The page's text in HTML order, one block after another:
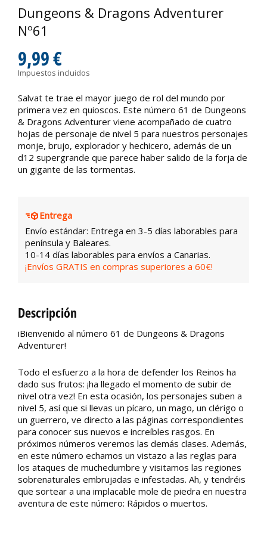
Dungeons & Dragons Adventurer
Nº61
9,99 €
Impuestos incluidos
Salvat te trae el mayor juego de rol del mundo por
primera vez en quioscos. Este número 61 de Dungeons
& Dragons Adventurer viene acompañado de cuatro
hojas de personaje de nivel 5 para nuestros personajes
monje, brujo, explorador y hechicero, además de un
d12 supergrande que parece haber salido de la forja de
un gigante de las tormentas.
Entrega
Envío estándar: Entrega en 3-5 días laborables para
península y Baleares.
10-14 días laborables para envíos a Canarias.
¡Envíos GRATIS en compras superiores a 60€!
Descripción
iBienvenido al número 61 de Dungeons & Dragons
Adventurer!
Todo el esfuerzo a la hora de defender los Reinos ha
dado sus frutos: ¡ha llegado el momento de subir de
nivel otra vez! En esta ocasión, los personajes suben a
nivel 5, así que si llevas un pícaro, un mago, un clérigo o
un guerrero, ve directo a las páginas correspondientes
para conocer sus nuevos e increíbles rasgos. En
próximos números veremos las demás clases. Además,
en este número echamos un vistazo a las reglas para
los ataques de muchedumbre y visitamos las regiones
sobrenaturales embrujadas e infestadas. Ah, y tendréis
que sortear a una implacable mole de piedra en nuestra
aventura de este número: Rápidos o muertos.